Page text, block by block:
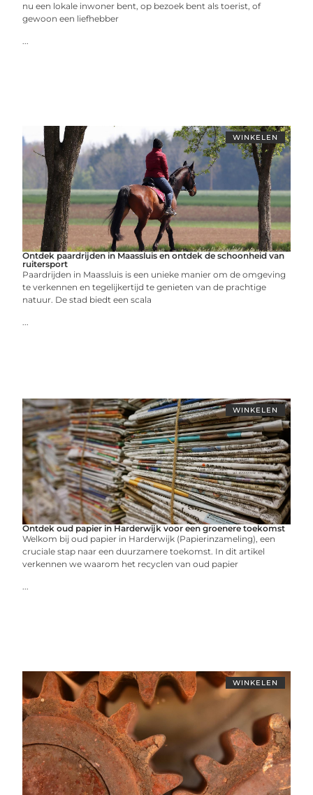
nu een lokale inwoner bent, op bezoek bent als toerist, of
gewoon een liefhebber
...
WINKELEN
Ontdek paardrijden in Maassluis en ontdek de schoonheid van
ruitersport
Paardrijden in Maassluis is een unieke manier om de omgeving
te verkennen en tegelijkertijd te genieten van de prachtige
natuur. De stad biedt een scala
...
WINKELEN
Ontdek oud papier in Harderwijk voor een groenere toekomst
Welkom bij oud papier in Harderwijk (Papierinzameling), een
cruciale stap naar een duurzamere toekomst. In dit artikel
verkennen we waarom het recyclen van oud papier
...
WINKELEN